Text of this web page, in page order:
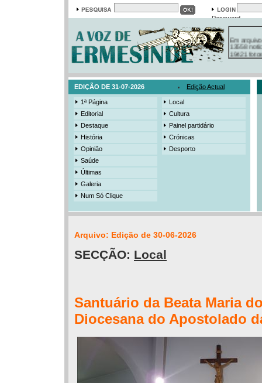
Password
13558
19421
385
EDIÇÃO DE 31-07-2026 Edição Actual
1ª Página
Editorial
Destaque
História
Opinião
Saúde
Últimas
Galeria
Num Só Clique
Local
Cultura
Painel partidário
Crónicas
Desporto
Arquivo: Edição de 30-06-2026
SECÇÃO: Local
Santuário da Beata Maria
Diocesana do Apostolado